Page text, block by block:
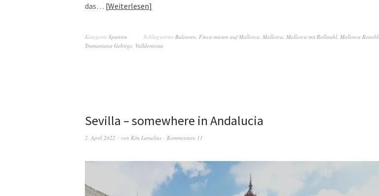
das… Weiterlesen
Kategorie Spanien SchlagwörterBalearen, Finca mieten auf Mallorca, Mallorca, Mallorca mit Rollstuhl, Mallorca
Tramuntana Gebirge, Valldemossa
Sevilla – somewhere in Andalucia
2. April 2022 von Kim Lumelius Kommentare 11